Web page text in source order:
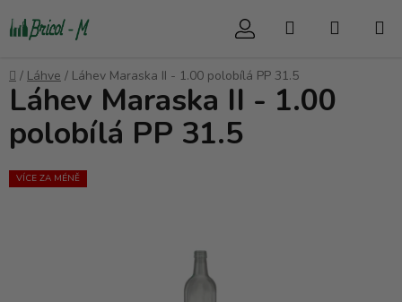
na
Hledat
Domů
/ Láhve / Láhev Maraska II - 1.00 polobílá PP 31.5
Láhev Maraska II - 1.00
polobílá PP 31.5
VÍCE ZA MÉNĚ